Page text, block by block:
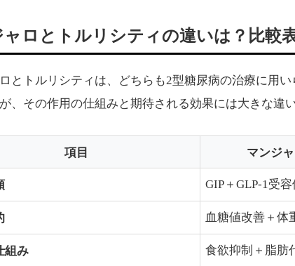
ロとトルリシティの違いは？比較
とトルリシティは、どちらも2型糖尿病の治療に用
、その作用の仕組みと期待される効果には大きな違
項目 マンジ
GIP＋GLP-1受
血糖値改善＋体
組み 食欲抑制＋脂肪